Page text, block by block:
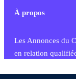
À propos
Les Annonces du
en relation
commercial et les